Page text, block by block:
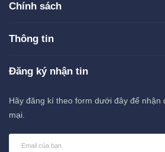
Chính sách
Thông tin
Đăng ký nhận tin
Hãy đăng kí theo form dưới đây để nhận
mại.